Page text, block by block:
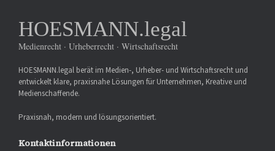
HOESMANN.legal
Medienrecht · Urheberrecht · Wirtschaftsrecht
HOESMANN.legal berät im Medien-, Urheber- und Wirtschaftsrecht und
entwickelt klare, praxisnahe Lösungen für Unternehmen, Kreative und
Medienschaffende.
Praxisnah, modern und lösungsorientiert.
Kontaktinformationen